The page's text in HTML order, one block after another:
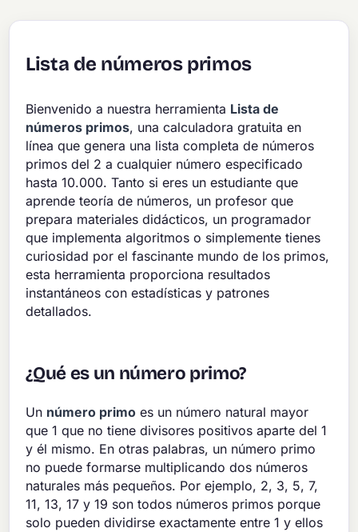
Lista de números primos
Bienvenido a nuestra herramienta Lista de
números primos, una calculadora gratuita en
línea que genera una lista completa de números
primos del 2 a cualquier número especificado
hasta 10.000. Tanto si eres un estudiante que
aprende teoría de números, un profesor que
prepara materiales didácticos, un programador
que implementa algoritmos o simplemente tienes
curiosidad por el fascinante mundo de los primos,
esta herramienta proporciona resultados
instantáneos con estadísticas y patrones
detallados.
¿Qué es un número primo?
Un número primo es un número natural mayor
que 1 que no tiene divisores positivos aparte del 1
y él mismo. En otras palabras, un número primo
no puede formarse multiplicando dos números
naturales más pequeños. Por ejemplo, 2, 3, 5, 7,
11, 13, 17 y 19 son todos números primos porque
solo pueden dividirse exactamente entre 1 y ellos